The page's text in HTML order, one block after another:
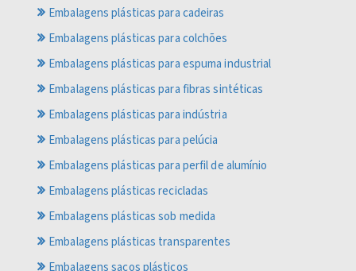
Embalagens plásticas para cadeiras
Embalagens plásticas para colchões
Embalagens plásticas para espuma industrial
Embalagens plásticas para fibras sintéticas
Embalagens plásticas para indústria
Embalagens plásticas para pelúcia
Embalagens plásticas para perfil de alumínio
Embalagens plásticas recicladas
Embalagens plásticas sob medida
Embalagens plásticas transparentes
Embalagens sacos plásticos